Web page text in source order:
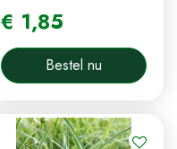
€ 1,85
Bestel nu